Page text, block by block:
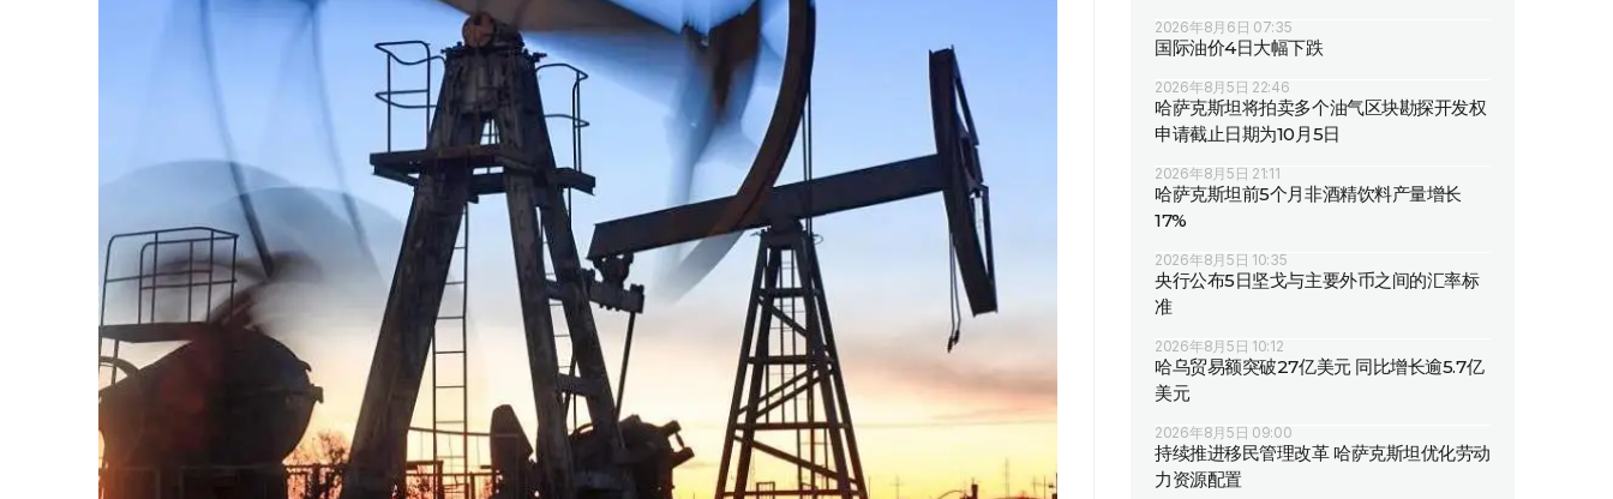
2026年8月6日 07:35
国际油价4日大幅下跌
2026年8月5日 22:46
哈萨克斯坦将拍卖多个油气区块勘探开发权
申请截止日期为10月5日
2026年8月5日 21:11
哈萨克斯坦前5个月非酒精饮料产量增长
17%
2026年8月5日 10:35
央行公布5日坚戈与主要外币之间的汇率标
准
2026年8月5日 10:12
哈乌贸易额突破27亿美元 同比增长逾5.7亿
美元
2026年8月5日 09:00
持续推进移民管理改革 哈萨克斯坦优化劳动
力资源配置